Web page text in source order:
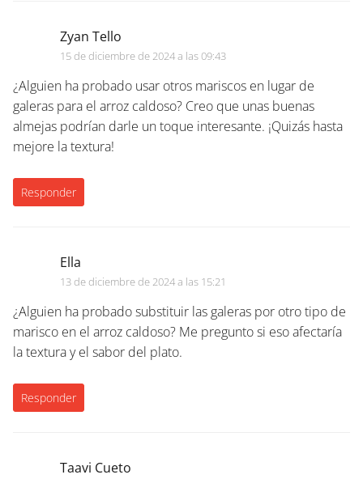
Zyan Tello
15 de diciembre de 2024 a las 09:43
¿Alguien ha probado usar otros mariscos en lugar de
galeras para el arroz caldoso? Creo que unas buenas
almejas podrían darle un toque interesante. ¡Quizás hasta
mejore la textura!
Responder
Ella
13 de diciembre de 2024 a las 15:21
¿Alguien ha probado substituir las galeras por otro tipo de
marisco en el arroz caldoso? Me pregunto si eso afectaría
la textura y el sabor del plato.
Responder
Taavi Cueto